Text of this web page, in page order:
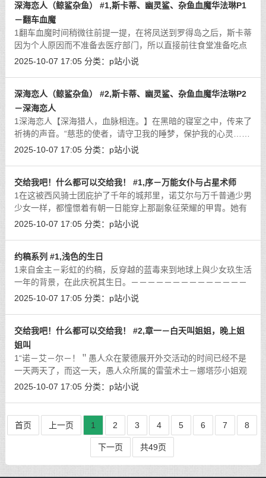
深海恋人（鲸鲨杂鱼） #1,斯卡蒂、幽灵鲨、杂鱼血魔华法琳P1
－翻车血魔
1翻车血魔时间稍微往前提一提，在将凤送到罗得岛之后，斯卡蒂
因为个人原因而不准备去医疗部门，所以直接前往食堂准备吃点
东西，而在她取了餐点之后，找了个位置坐下却忽然想起自己还
2025-10-07 17:05 分类： p站小说
深海恋人（鲸鲨杂鱼） #2,斯卡蒂、幽灵鲨、杂鱼血魔华法琳P2
－深海恋人
1深海恋人【深海猎人，血脉相连。】在黑暗的寝室之中，传来了
祈祷的声音。“慈悲的使者，请守卫我的睡梦，保护我的心灵……
＂身穿着修女服装的白发少女跪在床上进行着祈祷，虽然她看上
2025-10-07 17:05 分类： p站小说
交给我吧！什么都可以交给我！ #1,序－万能女仆与占星术师
1在这被西风骑士团庇护了千年的城邦里，诺艾尔与万千普通少男
少女一样，都憧憬着有朝一日能穿上那副象征荣耀的甲胄。她有
着白色的头发与湖绿色的双眸，发型是不妨碍行动的过耳短发，
2025-10-07 17:05 分类： p站小说
约稿系列 #1,浅色的生日
1来自金主－彩虹的约稿，反穿越的蓝毒来到地球上與少女玖生活
一年的背景，在此庆祝其生日。－－－－－－－－－－－－－－
－－－－－－START－－－－－－－－－－－－－－－－－－－
2025-10-07 17:05 分类： p站小说
交给我吧！什么都可以交给我！ #2,章一－白天叫姐姐，晚上姐
姐叫
1“诺－艾－尔－！＂愚人众在蒙德展开外交活动的时间已经不是
一天两天了，而这一天，愚人众所属的雷萤术士－娜塔莎小姐观
察出了一件奇怪的事情。或者说，专属于蒙德人的咒语？在蒙德
2025-10-07 17:05 分类： p站小说
首页 上一页 1 2 3 4 5 6 7 8
下一页 共49页